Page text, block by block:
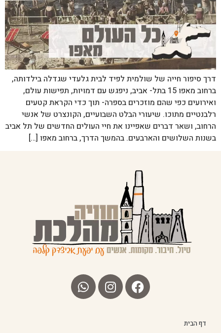
דרך סיפור חייה של שולמית לפיד לבית גלעדי שגדלה בילדותה,
ברחוב מאפו 15 בתל- אביב, ניפגש עם דמויות, תפישות עולם,
ואירועים כפי שהם מוזכרים בספרה- תוך כדי הקראת קטעים
רלבנטיים מתוכו. שיעורי הבלט השבועיים, הקונצרט של אנשי
הרחוב, ושאר דברים שאפיינו את חיי העולים החדשים של תל אביב
בשנות השלושים והארבעים. בהמשך הדרך, ברחוב מאפו […]
דף הבית